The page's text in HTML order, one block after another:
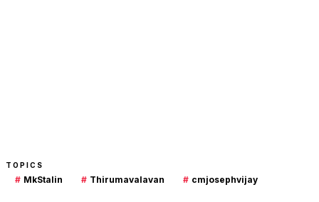
TOPICS
# MkStalin # Thirumavalavan # cmjosephvijay